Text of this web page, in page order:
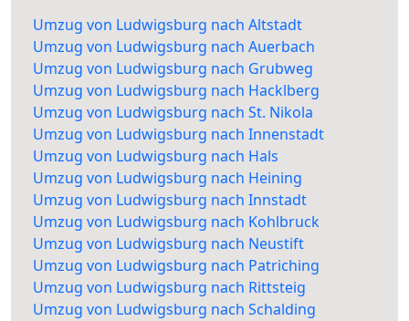
Umzug von Ludwigsburg nach Altstadt
Umzug von Ludwigsburg nach Auerbach
Umzug von Ludwigsburg nach Grubweg
Umzug von Ludwigsburg nach Hacklberg
Umzug von Ludwigsburg nach St. Nikola
Umzug von Ludwigsburg nach Innenstadt
Umzug von Ludwigsburg nach Hals
Umzug von Ludwigsburg nach Heining
Umzug von Ludwigsburg nach Innstadt
Umzug von Ludwigsburg nach Kohlbruck
Umzug von Ludwigsburg nach Neustift
Umzug von Ludwigsburg nach Patriching
Umzug von Ludwigsburg nach Rittsteig
Umzug von Ludwigsburg nach Schalding